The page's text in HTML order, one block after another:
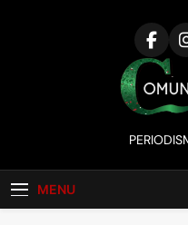
MENU